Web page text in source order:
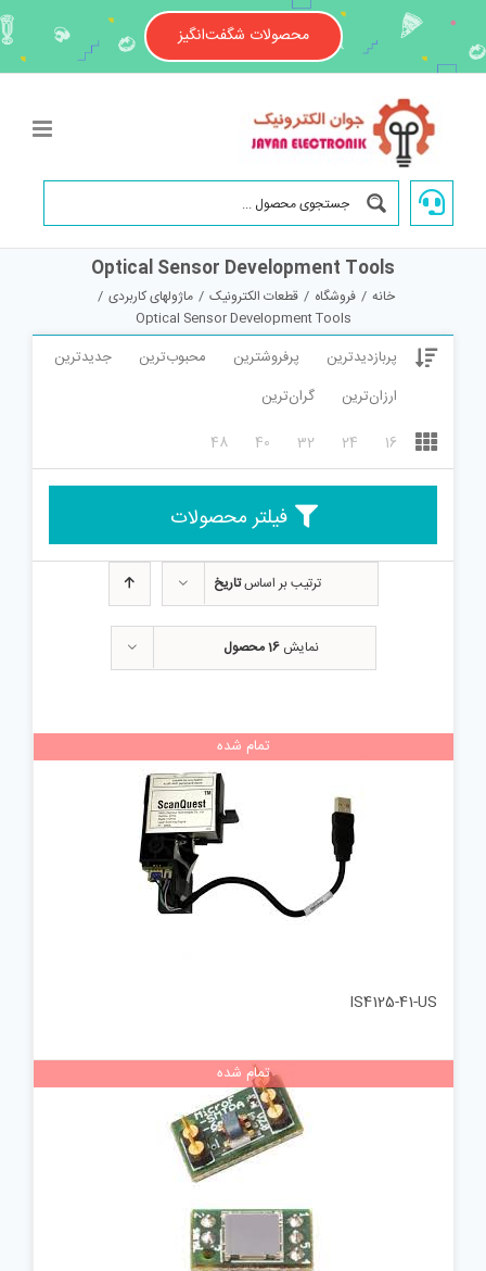
content
محصولات شگفت‌انگیز
Optical Sensor Development Tools
خانه / فروشگاه / قطعات الکترونیک / ماژولهای کاربردی /
Optical Sensor Development Tools
پربازدیدترین پرفروشترین محبوب‌ترین
جدیدترین
ارزان‌ترین
گران‌ترین
16
24
32
40
48
فیلتر محصولات
ترتیب بر اساستاریخ
نمایش16 محصول
تمام شده
IS4125-41-US
تمام شده